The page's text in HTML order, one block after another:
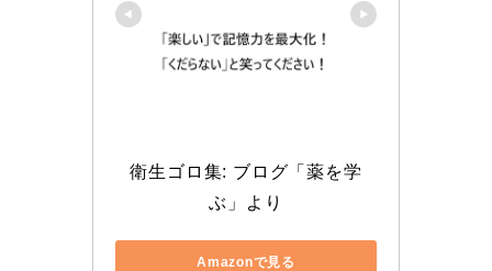
衛生ゴロ集: ブログ「薬を学
ぶ」より
Amazonで見る